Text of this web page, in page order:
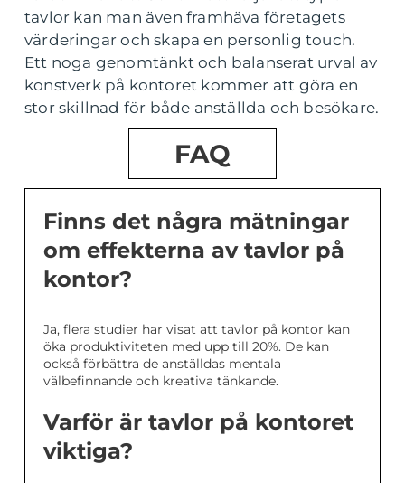
tavlor kan man även framhäva företagets
värderingar och skapa en personlig touch.
Ett noga genomtänkt och balanserat urval av
konstverk på kontoret kommer att göra en
stor skillnad för både anställda och besökare.
FAQ
Finns det några mätningar
om effekterna av tavlor på
kontor?
Ja, flera studier har visat att tavlor på kontor kan
öka produktiviteten med upp till 20%. De kan
också förbättra de anställdas mentala
välbefinnande och kreativa tänkande.
Varför är tavlor på kontoret
viktiga?